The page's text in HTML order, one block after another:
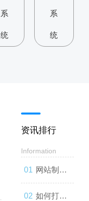
系
统
系
统
资讯排行
Information
网站制
作：让你
如何打造